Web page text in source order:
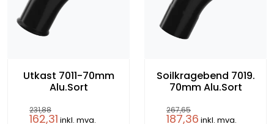
Utkast 7011-70mm
Alu.Sort
231,88
162,31 inkl. mva.
Soilkragebend 7019.
70mm Alu.Sort
267,65
187,36 inkl. mva.